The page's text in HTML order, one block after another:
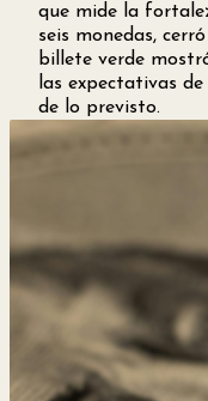
que mide la
seis monedas,
billete verde
las expectativas
de lo previsto.